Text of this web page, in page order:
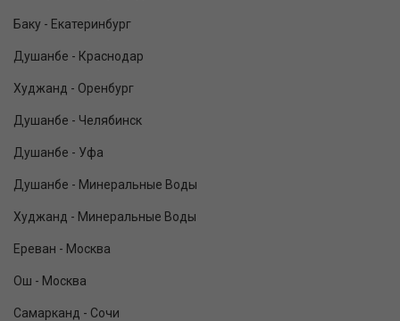
Баку - Екатеринбург
Душанбе - Краснодар
Худжанд - Оренбург
Душанбе - Челябинск
Душанбе - Уфа
Душанбе - Минеральные Воды
Худжанд - Минеральные Воды
Ереван - Москва
Ош - Москва
Самарканд - Сочи